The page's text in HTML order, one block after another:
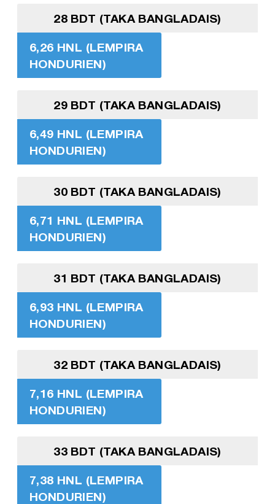
28 BDT (TAKA BANGLADAIS)
6,26 HNL (LEMPIRA
HONDURIEN)
29 BDT (TAKA BANGLADAIS)
6,49 HNL (LEMPIRA
HONDURIEN)
30 BDT (TAKA BANGLADAIS)
6,71 HNL (LEMPIRA
HONDURIEN)
31 BDT (TAKA BANGLADAIS)
6,93 HNL (LEMPIRA
HONDURIEN)
32 BDT (TAKA BANGLADAIS)
7,16 HNL (LEMPIRA
HONDURIEN)
33 BDT (TAKA BANGLADAIS)
7,38 HNL (LEMPIRA
HONDURIEN)